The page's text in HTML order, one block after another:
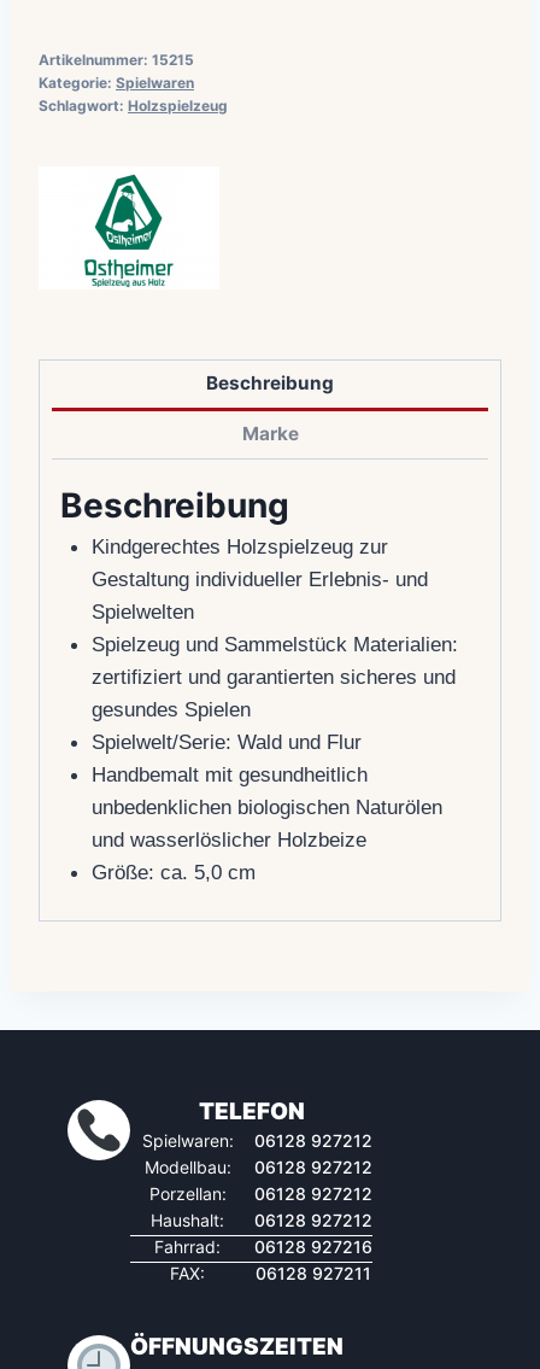
Artikelnummer: 15215
Kategorie: Spielwaren
Schlagwort: Holzspielzeug
Beschreibung
Marke
Beschreibung
Kindgerechtes Holzspielzeug zur
Gestaltung individueller Erlebnis- und
Spielwelten
Spielzeug und Sammelstück Materialien:
zertifiziert und garantierten sicheres und
gesundes Spielen
Spielwelt/Serie: Wald und Flur
Handbemalt mit gesundheitlich
unbedenklichen biologischen Naturölen
und wasserlöslicher Holzbeize
Größe: ca. 5,0 cm
TELEFON
Spielwaren:
06128 927212
Modellbau:
06128 927212
Porzellan:
06128 927212
Haushalt:
06128 927212
Fahrrad:
06128 927216
FAX:
06128 927211
ÖFFNUNGSZEITEN